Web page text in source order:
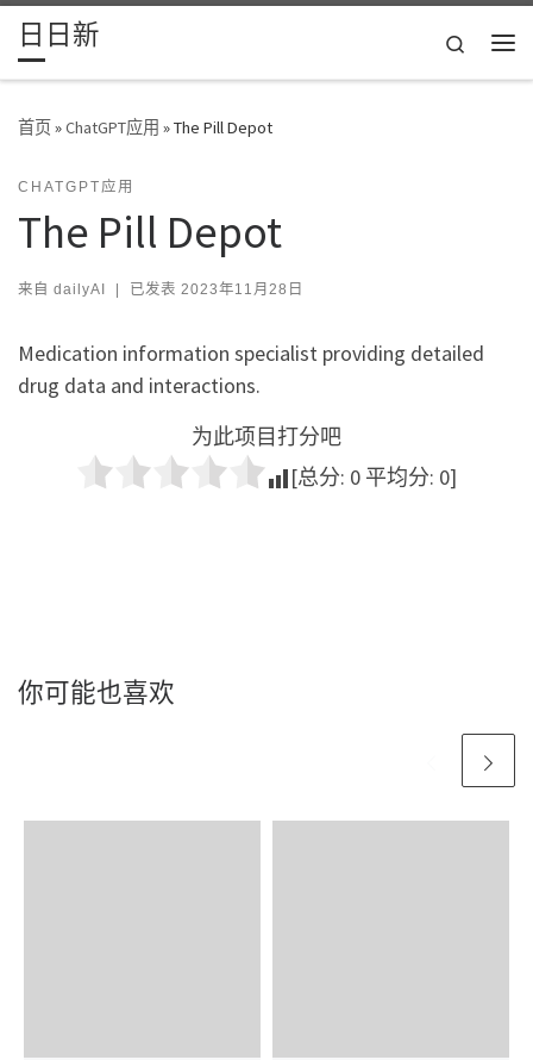
Skip to content
日日新
Search
首页»ChatGPT应用 »The Pill Depot
CHATGPT应用
The Pill Depot
来自 dailyAI | 已发表 2023年11月28日
Medication information specialist providing detailed
drug data and interactions.
为此项目打分吧
[总分: 0 平均分: 0]
你可能也喜欢